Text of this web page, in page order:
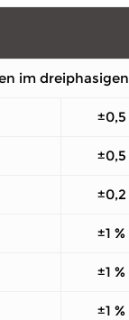
im
±0,5
±0,5
±0,2
±1 %
±1 %
±1 %